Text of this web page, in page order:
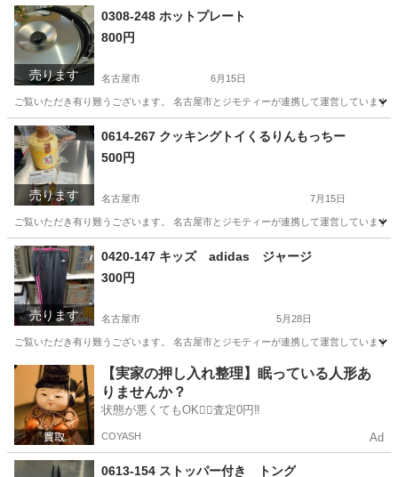
愛知 名古屋市 リユース
売ります
0308-248 ホットプレート
800円
名古屋市 6月15日
ご覧いただき有り難うございます。 名古屋市とジモティーが連携して運営してい
愛知 名古屋市 リユース
売ります
0614-267 クッキングトイくるりんもっちー
500円
名古屋市 7月15日
ご覧いただき有り難うございます。 名古屋市とジモティーが連携して運営してい
愛知 名古屋市 クッキングトイ
売ります
0420-147 キッズ adidas ジャージ
300円
名古屋市 5月28日
ご覧いただき有り難うございます。 名古屋市とジモティーが連携して運営してい
愛知 名古屋市 服/ファッション
【実家の押し入れ整理】眠っている人形あ
りませんか？
状態が悪くてもOK🙆‍♀️査定0円‼️
COYASH Ad
0613-154 ストッパー付き トング